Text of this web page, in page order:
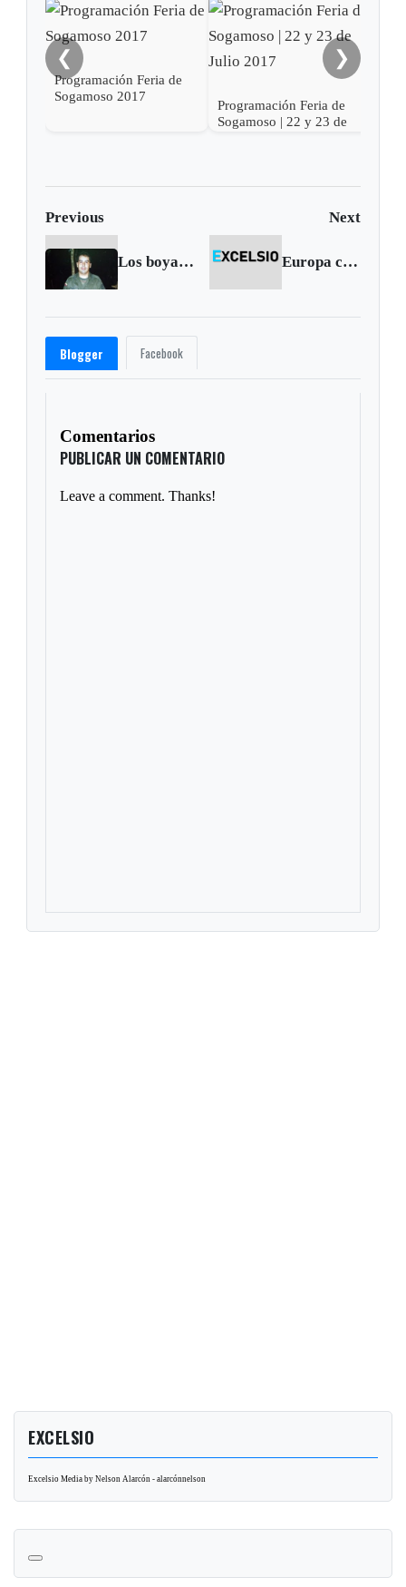
❮
Programación Feria de
Sogamoso 2017
Programación Feria de
Sogamoso | 22 y 23 de
❯
Previous Next
Los boyacenses secuestrados Europa convirtió en delito apoyo a las Farc
Blogger Facebook
Comentarios
PUBLICAR UN COMENTARIO
Leave a comment. Thanks!
EXCELSIO
Excelsio Media by Nelson Alarcón - alarcónnelson